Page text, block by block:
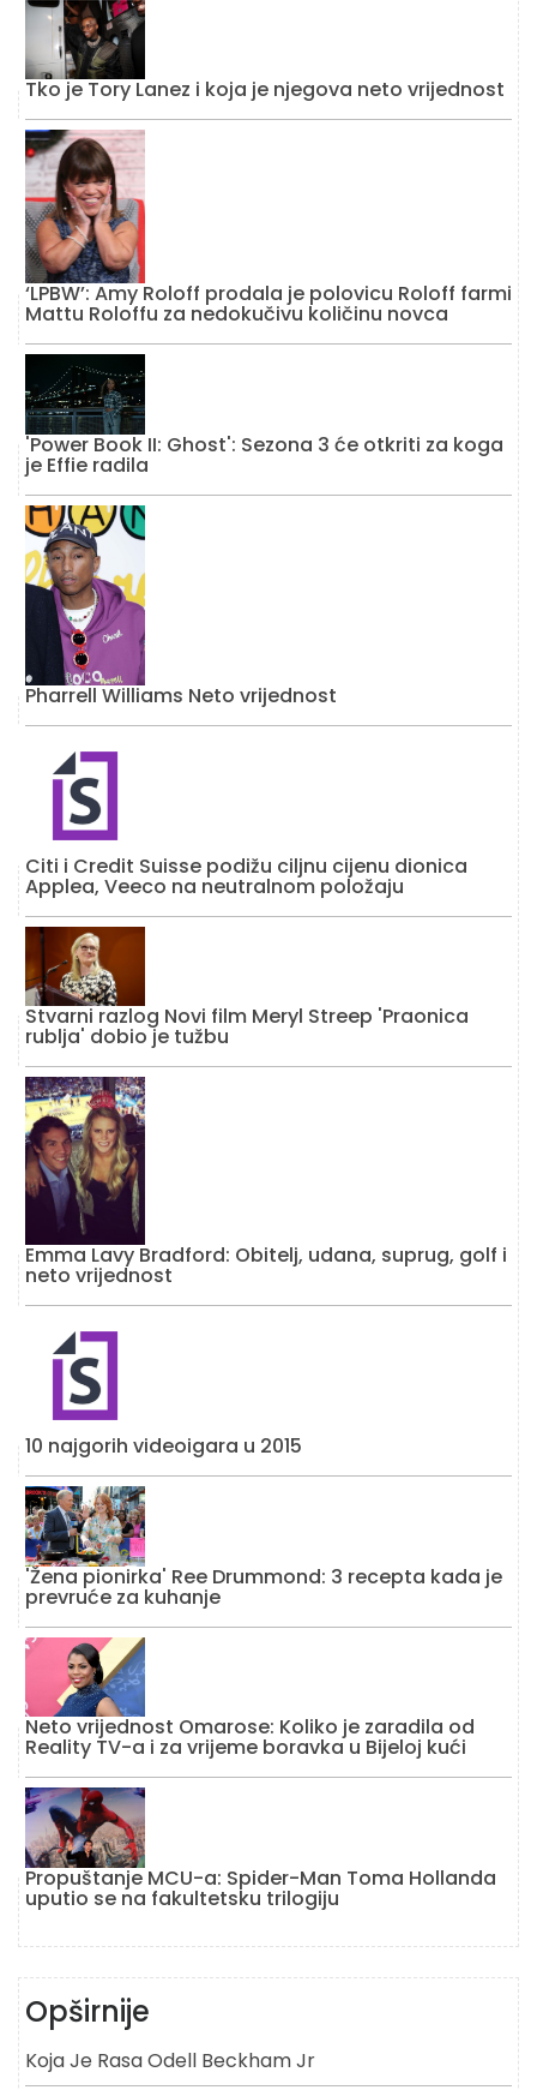
Tko je Tory Lanez i koja je njegova neto vrijednost
‘LPBW’: Amy Roloff prodala je polovicu Roloff farmi
Mattu Roloffu za nedokučivu količinu novca
'Power Book II: Ghost': Sezona 3 će otkriti za koga
je Effie radila
Pharrell Williams Neto vrijednost
Citi i Credit Suisse podižu ciljnu cijenu dionica
Applea, Veeco na neutralnom položaju
Stvarni razlog Novi film Meryl Streep 'Praonica
rublja' dobio je tužbu
Emma Lavy Bradford: Obitelj, udana, suprug, golf i
neto vrijednost
10 najgorih videoigara u 2015
'Žena pionirka' Ree Drummond: 3 recepta kada je
prevruće za kuhanje
Neto vrijednost Omarose: Koliko je zaradila od
Reality TV-a i za vrijeme boravka u Bijeloj kući
Propuštanje MCU-a: Spider-Man Toma Hollanda
uputio se na fakultetsku trilogiju
Opširnije
Koja Je Rasa Odell Beckham Jr